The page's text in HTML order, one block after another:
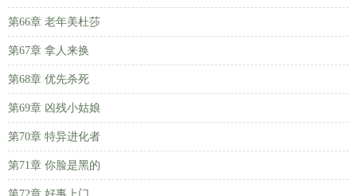
第66章 老年美杜莎
第67章 拿人来换
第68章 优先杀死
第69章 凶残小姑娘
第70章 特异进化者
第71章 你脸是黑的